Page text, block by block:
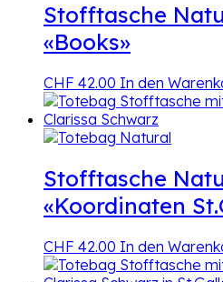
Stofftasche
«Books»
CHF 42.00 In den
Stofftasche
«Koordinaten
CHF 42.00 In den